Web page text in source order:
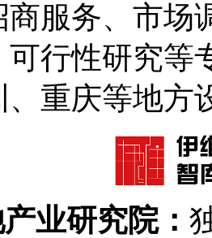
商服务、市场
可行性研究等
、重庆等地方
业研究院：